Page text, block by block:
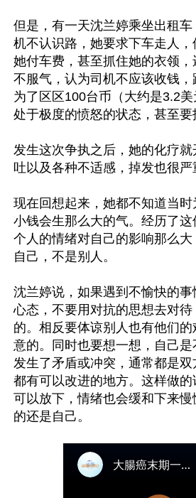
但是，有一天沈兰婷乘坐出租车
机不认识路，她要求下车走人
她付车费，甚至抓住她的衣领
不服气，认为司机不应该收钱，
为了区区100台币（大约是3.2
处于极度的愤怒的状态，甚至要
发生这次争执之后，她的化疗
吐以及各种不适感，掉发也很严
现在回想起来，她都不知道当
小钱会生那么大的气。经历了
个人的情绪对自己的影响那么
自己，不是别人。
沈兰婷说，如果遇到不愉快的
心态，不要用对抗的思想去对
的。相反要体谅别人也有他们
意的。同时也要想一想，自己
发生了矛盾或冲突，通常都是
都有可以改进的地方。这样做
可以放下，情绪也会缓和下来